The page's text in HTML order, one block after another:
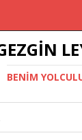
BENIM